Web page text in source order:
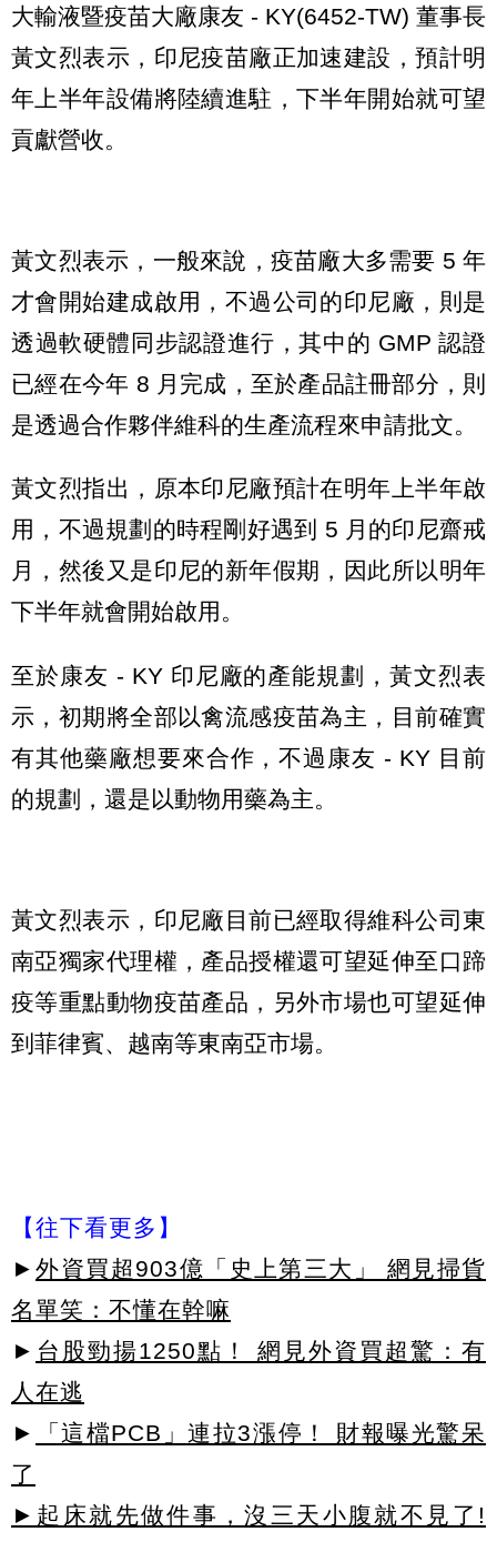
大輸液暨疫苗大廠康友 - KY(6452-TW) 董事長
黃文烈表示，印尼疫苗廠正加速建設，預計明
年上半年設備將陸續進駐，下半年開始就可望
貢獻營收。
黃文烈表示，一般來說，疫苗廠大多需要 5 年
才會開始建成啟用，不過公司的印尼廠，則是
透過軟硬體同步認證進行，其中的 GMP 認證
已經在今年 8 月完成，至於產品註冊部分，則
是透過合作夥伴維科的生產流程來申請批文。
黃文烈指出，原本印尼廠預計在明年上半年啟
用，不過規劃的時程剛好遇到 5 月的印尼齋戒
月，然後又是印尼的新年假期，因此所以明年
下半年就會開始啟用。
至於康友 - KY 印尼廠的產能規劃，黃文烈表
示，初期將全部以禽流感疫苗為主，目前確實
有其他藥廠想要來合作，不過康友 - KY 目前
的規劃，還是以動物用藥為主。
黃文烈表示，印尼廠目前已經取得維科公司東
南亞獨家代理權，產品授權還可望延伸至口蹄
疫等重點動物疫苗產品，另外市場也可望延伸
到菲律賓、越南等東南亞市場。
【往下看更多】
► 外資買超903億「史上第三大」 網見掃貨
名單笑：不懂在幹嘛
► 台股勁揚1250點！ 網見外資買超驚：有
人在逃
►
「這檔PCB」連拉3漲停！ 財報曝光驚呆
了
►起床就先做件事，沒三天小腹就不見了!